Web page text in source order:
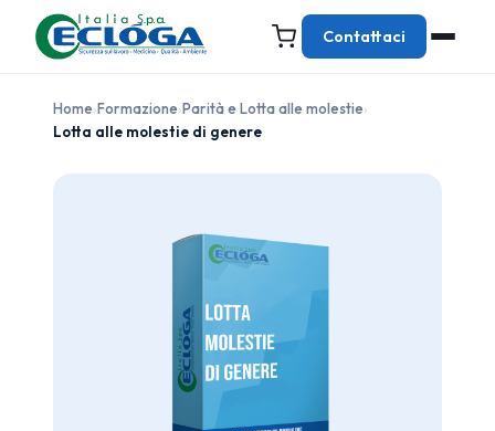
Contattaci
Home›Formazione›Parità e Lotta alle molestie›
Lotta alle molestie di genere